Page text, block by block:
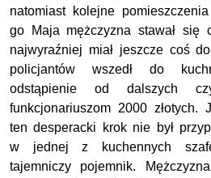
natomiast kolejne
go Maja mężczyzna stawał się
najwyraźniej miał jeszcze coś
policjantów wszedł do
odstąpienie od dalszych
funkcjonariuszom 2000 złotych.
ten desperacki krok nie był
w jednej z kuchennych
tajemniczy pojemnik.